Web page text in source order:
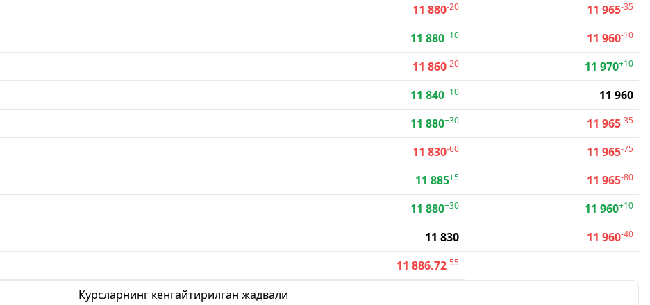
11 880-20 11 965-35
11 880+10 11 960-10
11 860-20 11 970+10
11 840+10
11 960
11 880+30 11 965-35
11 830-60 11 965-75
11 885+5 11 965-80
11 880+30 11 960+10
11 830 11 960-40
11 886.72-55
Курсларнинг кенгайтирилган жадвали